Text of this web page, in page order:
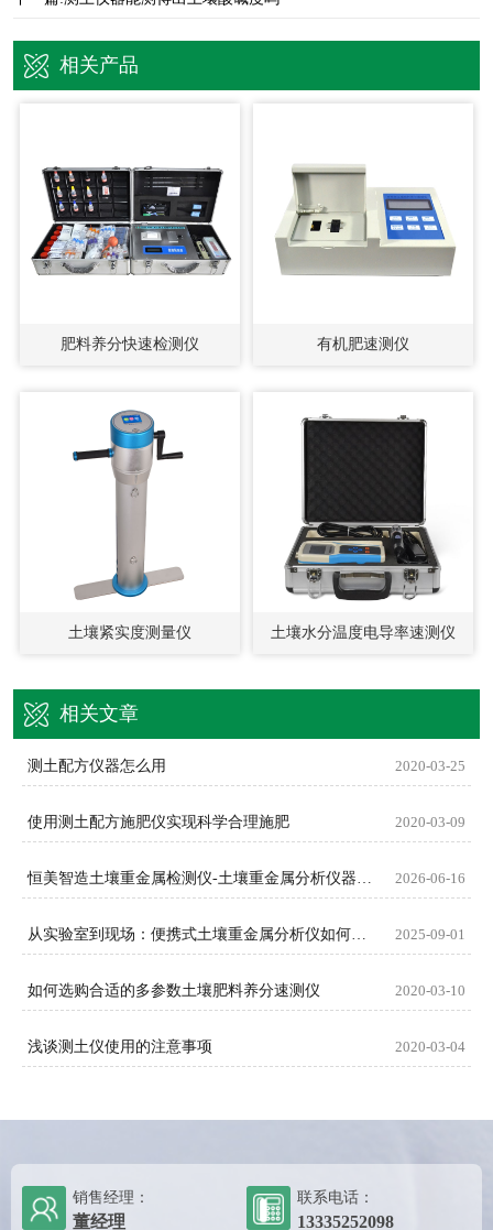
相关产品
肥料养分快速检测仪 有机肥速测仪
土壤紧实度测量仪 土壤水分温度电导率速测仪
相关文章
测土配方仪器怎么用 2020-03-25
使用测土配方施肥仪实现科学合理施肥 2020-03-09
2026-06-16
2025-09-01
如何选购合适的多参数土壤肥料养分速测仪 2020-03-10
浅谈测土仪使用的注意事项 2020-03-04
销售经理：
董经理
联系电话：
13335252098